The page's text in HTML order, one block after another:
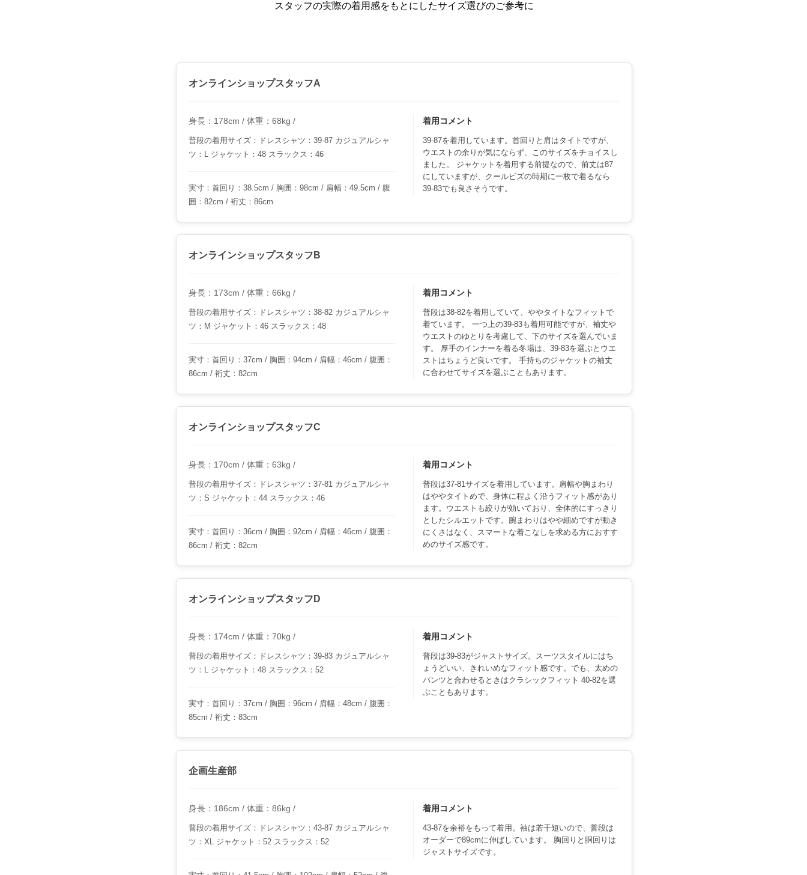
スタッフの実際の着用感をもとにしたサイズ選びのご参考に
オンラインショップスタッフA
身長：178cm / 体重：68kg /
普段の着用サイズ：ドレスシャツ：39-87 カジュアルシャ
ツ：L ジャケット：48 スラックス：46
実寸：首回り：38.5cm / 胸囲：98cm / 肩幅：49.5cm / 腹
囲：82cm / 裄丈：86cm
着用コメント
39-87を着用しています。首回りと肩はタイトですが、
ウエストの余りが気にならず、このサイズをチョイスし
ました。 ジャケットを着用する前提なので、前丈は87
にしていますが、クールビズの時期に一枚で着るなら
39-83でも良さそうです。
オンラインショップスタッフB
身長：173cm / 体重：66kg /
普段の着用サイズ：ドレスシャツ：38-82 カジュアルシャ
ツ：M ジャケット：46 スラックス：48
実寸：首回り：37cm / 胸囲：94cm / 肩幅：46cm / 腹囲：
86cm / 裄丈：82cm
着用コメント
普段は38-82を着用していて、ややタイトなフィットで
着ています。 一つ上の39-83も着用可能ですが、袖丈や
ウエストのゆとりを考慮して、下のサイズを選んでいま
す。 厚手のインナーを着る冬場は、39-83を選ぶとウエ
ストはちょうど良いです。 手持ちのジャケットの袖丈
に合わせてサイズを選ぶこともあります。
オンラインショップスタッフC
身長：170cm / 体重：63kg /
普段の着用サイズ：ドレスシャツ：37-81 カジュアルシャ
ツ：S ジャケット：44 スラックス：46
実寸：首回り：36cm / 胸囲：92cm / 肩幅：46cm / 腹囲：
86cm / 裄丈：82cm
着用コメント
普段は37-81サイズを着用しています。肩幅や胸まわり
はややタイトめで、身体に程よく沿うフィット感があり
ます。ウエストも絞りが効いており、全体的にすっきり
としたシルエットです。腕まわりはやや細めですが動き
にくさはなく、スマートな着こなしを求める方におすす
めのサイズ感です。
オンラインショップスタッフD
身長：174cm / 体重：70kg /
普段の着用サイズ：ドレスシャツ：39-83 カジュアルシャ
ツ：L ジャケット：48 スラックス：52
実寸：首回り：37cm / 胸囲：96cm / 肩幅：48cm / 腹囲：
85cm / 裄丈：83cm
着用コメント
普段は39-83がジャストサイズ。スーツスタイルにはち
ょうどいい、きれいめなフィット感です。でも、太めの
パンツと合わせるときはクラシックフィット 40-82を選
ぶこともあります。
企画生産部
身長：186cm / 体重：86kg /
普段の着用サイズ：ドレスシャツ：43-87 カジュアルシャ
ツ：XL ジャケット：52 スラックス：52
着用コメント
43-87を余裕をもって着用。袖は若干短いので、普段は
オーダーで89cmに伸ばしています。 胸回りと胴回りは
ジャストサイズです。